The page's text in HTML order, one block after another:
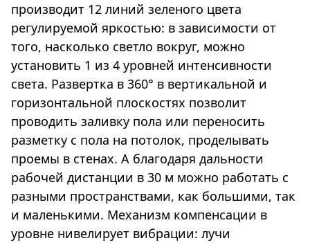
производит 12 линий зеленого цвета
регулируемой яркостью: в зависимости от
того, насколько светло вокруг, можно
установить 1 из 4 уровней интенсивности
света. Развертка в 360° в вертикальной и
горизонтальной плоскостях позволит
проводить заливку пола или переносить
разметку с пола на потолок, проделывать
проемы в стенах. А благодаря дальности
рабочей дистанции в 30 м можно работать с
разными пространствами, как большими, так
и маленькими. Механизм компенсации в
уровне нивелирует вибрации: лучи